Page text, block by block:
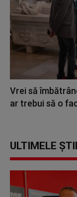
Vrei să
ar trebui să o
ULTIMELE